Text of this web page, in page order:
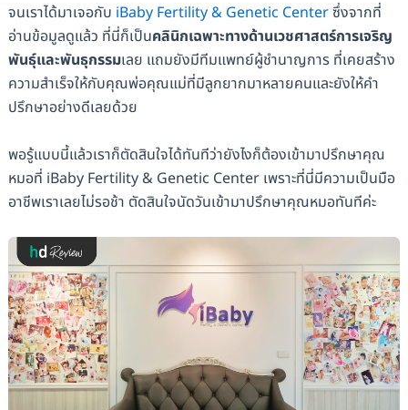
จนเราได้มาเจอกับ iBaby Fertility & Genetic Centerซึ่งจากที่
อ่านข้อมูลดูแล้ว ที่นี่ก็เป็นคลินิกเฉพาะทางด้านเวชศาสตร์การเจริญ
พันธุ์และพันธุกรรมเลย แถมยังมีทีมแพทย์ผู้ชำนาญการ ที่เคยสร้าง
ความสำเร็จให้กับคุณพ่อคุณแม่ที่มีลูกยากมาหลายคนและยังให้คำ
ปรึกษาอย่างดีเลยด้วย
พอรู้แบบนี้แล้วเราก็ตัดสินใจได้ทันทีว่ายังไงก็ต้องเข้ามาปรึกษาคุณ
หมอที่ iBaby Fertility & Genetic Center เพราะที่นี่มีความเป็นมือ
อาชีพเราเลยไม่รอช้า ตัดสินใจนัดวันเข้ามาปรึกษาคุณหมอทันทีค่ะ